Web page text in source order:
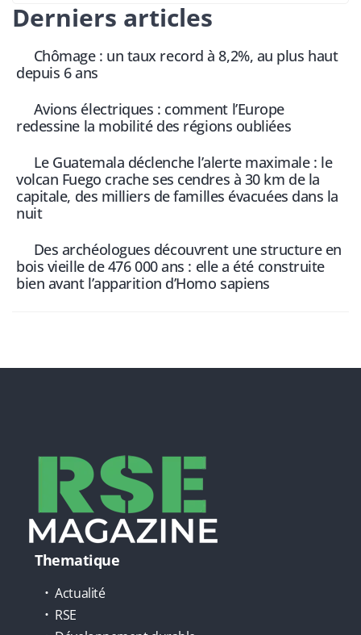
Derniers articles
Chômage : un taux record à 8,2%, au plus haut
depuis 6 ans
Avions électriques : comment l’Europe
redessine la mobilité des régions oubliées
Le Guatemala déclenche l’alerte maximale : le
volcan Fuego crache ses cendres à 30 km de la
capitale, des milliers de familles évacuées dans la
nuit
Des archéologues découvrent une structure en
bois vieille de 476 000 ans : elle a été construite
bien avant l’apparition d’Homo sapiens
Thematique
Actualité
RSE